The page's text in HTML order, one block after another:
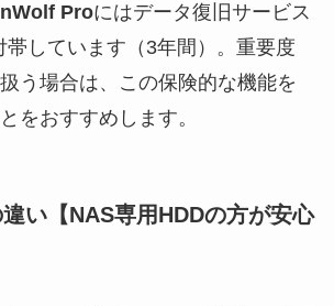
Proにはデータ復旧サービス
帯しています（3年間）。重要度
う場合は、この保険的な機能を
をおすすめします。
い【NAS専用HDDの方が安心